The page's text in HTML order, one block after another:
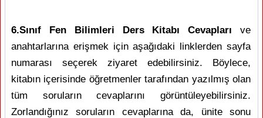
6.Sınıf Fen Bilimleri Ders Kitabı Cevapları ve
anahtarlarına erişmek için aşağıdaki linklerden sayfa
numarası seçerek ziyaret edebilirsiniz. Böylece,
kitabın içerisinde öğretmenler tarafından yazılmış olan
tüm soruların cevaplarını görüntüleyebilirsiniz.
Zorlandığınız soruların cevaplarına da, ünite sonu